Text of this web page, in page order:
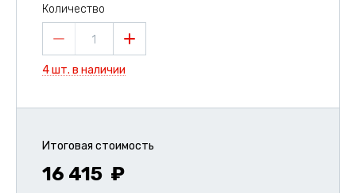
Количество
1
4 шт. в наличии
Итоговая стоимость
16 415